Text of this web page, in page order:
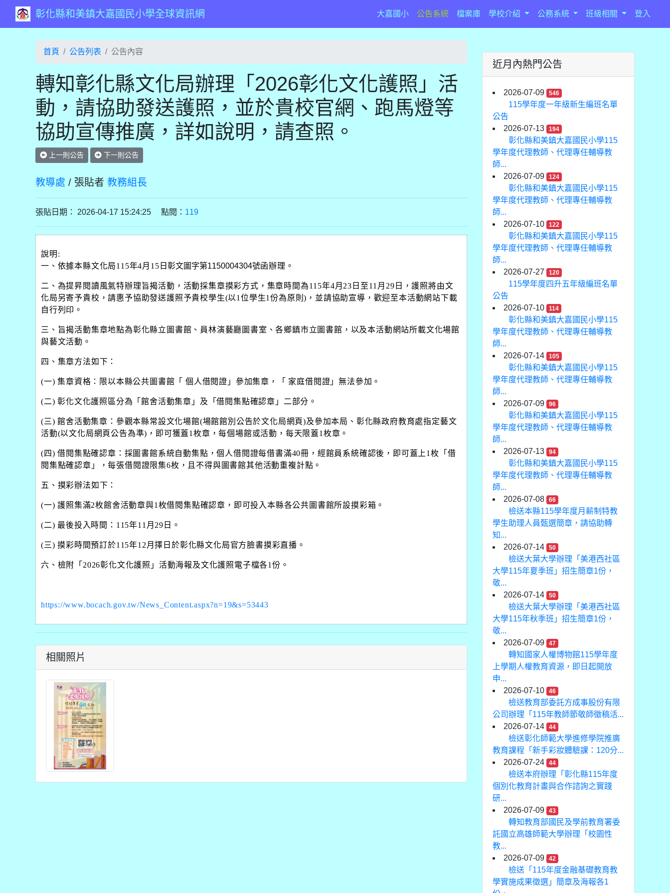
彰化縣和美鎮大嘉國民小學全球資訊網 大嘉國小(current)
公告系統 檔案庫 學校介紹 公務系統 班級相關 登入
首頁 公告列表 公告內容
轉知彰化縣文化局辦理「2026彰化文化護照」活
動，請協助發送護照，並於貴校官網、跑馬燈等
協助宣傳推廣，詳如說明，請查照。
上一則公告 下一則公告
教導處 / 張貼者 教務組長
張貼日期： 2026-04-17 15:24:25 點閱： 119
說明 :
一、依據本縣文化局115年4月 15 日彰文圖字第1150004304號函辦理。
二、為提昇閱讀風氣特辦理旨揭活動，活動採集章摸彩方式，集章時間為115年4月 23 日至11 月 29 日，護照將由文
化局另寄予貴校，請惠予協助發送護照予貴校學生(以1位學生1份為原則) ，並請協助宣導，歡迎至本活動網站下載
自行列印。
三、旨揭活動集章地點為彰化縣立圖書館、員林演藝廳圖書室、各鄉鎮市立圖書館，以及本活動網站所載文化場館
與藝文活動。
四、集章方法如下：
(一)集章資格：限以本縣公共圖書館「 個人借閱證」參加集章，「 家庭借閱證」無法參加。
(二)彰化文化護照區分為「館舍活動集章」及「借閱集點確認章」二部分。
(三)館舍活動集章：參觀本縣常設文化場館(場館館別公告於文化局網頁)及參加本局、彰化縣政府教育處指定藝文
活動(以文化局網頁公告為準) ，即可獲蓋1枚章，每個場館或活動，每天限蓋1 枚章。
(四)借閱集點確認章：採圖書館系統自動集點，個人借閱證每借書滿40冊，經館員系統確認後，即可蓋上 1枚「借
閱集點確認章」，每張借閱證限集6枚，且不得與圖書館其他活動重複計點。
五、摸彩辦法如下：
(一)護照集滿2枚館舍活動章與1 枚借閱集點確認章，即可投入本縣各公共圖書館所設摸彩箱。
(二) 最後投入時間： 115年11 月 29 日。
(三)摸彩時間預訂於115年12 月擇日於彰化縣文化局官方臉書摸彩直播。
六、 檢附「 2026彰化文化護照」活動海報及文化護照電子檔各1份。
https://www.bocach.gov.tw/News_Content.aspx?n=19&s=53443
相關照片
近月內熱門公告
2026-07-09 546
115學年度一年級新生編班名單
公告
2026-07-13
194
彰化縣和美鎮大嘉國民小學115
學年度代理教師、代理專任輔導教
師...
2026-07-09
124
彰化縣和美鎮大嘉國民小學115
學年度代理教師、代理專任輔導教
師...
2026-07-10
122
彰化縣和美鎮大嘉國民小學115
學年度代理教師、代理專任輔導教
師...
2026-07-27
120
115學年度四升五年級編班名單
公告
2026-07-10
114
彰化縣和美鎮大嘉國民小學115
學年度代理教師、代理專任輔導教
師...
2026-07-14
105
彰化縣和美鎮大嘉國民小學115
學年度代理教師、代理專任輔導教
師...
2026-07-09
96
彰化縣和美鎮大嘉國民小學115
學年度代理教師、代理專任輔導教
師...
2026-07-13
94
彰化縣和美鎮大嘉國民小學115
學年度代理教師、代理專任輔導教
師...
2026-07-08
66
檢送本縣115學年度月薪制特教
學生助理人員甄選簡章，請協助轉
知...
2026-07-14
50
檢送大葉大學辦理「美港西社區
大學115年夏季班」招生簡章1份，
敬...
2026-07-14
50
檢送大葉大學辦理「美港西社區
大學115年秋季班」招生簡章1份，
敬...
2026-07-09
47
轉知國家人權博物館115學年度
上學期人權教育資源，即日起開放
申...
2026-07-10
46
檢送教育部委託方成事股份有限
公司辦理「115年教師節敬師徵稿活...
2026-07-14
44
檢送彰化師範大學進修學院推廣
教育課程「新手彩妝體驗課：120分...
2026-07-24
44
檢送本府辦理「彰化縣115年度
個別化教育計畫與合作諮詢之實踐
研...
2026-07-09
43
轉知教育部國民及學前教育署委
託國立高雄師範大學辦理「校園性
教...
2026-07-09
42
檢送「115年度金融基礎教育教
學實施成果徵選」簡章及海報各1